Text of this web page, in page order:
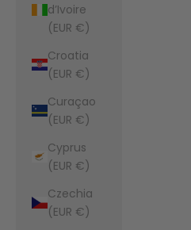
d’Ivoire
(EUR €)
Croatia
(EUR €)
Curaçao
(EUR €)
Cyprus
(EUR €)
Czechia
(EUR €)